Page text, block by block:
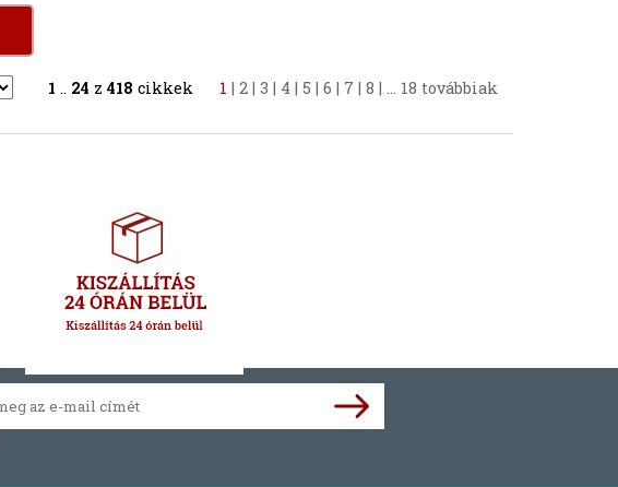
1 .. 24 z418 cikkek 1 | 2 | 3 | 4 | 5 | 6 | 7 | 8 | ... 18 továbbiak